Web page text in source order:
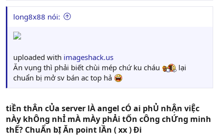
long8x88 nói:
uploaded with imageshack.us
Ăn vụng thì phải biết chùi mép chứ ku cháu
lại
chuẩn bị mở sv bán ac top hả
tiỀn thÂn cỦa server lÀ angel cÓ ai phỦ nhẬn viỆc
nÀy khÔng nhỈ mÀ mÀy phẢi tỐn cÔng chỨng minh
thẾ? ChuẨn bỊ Ăn point lẦn ( xx ) Đi